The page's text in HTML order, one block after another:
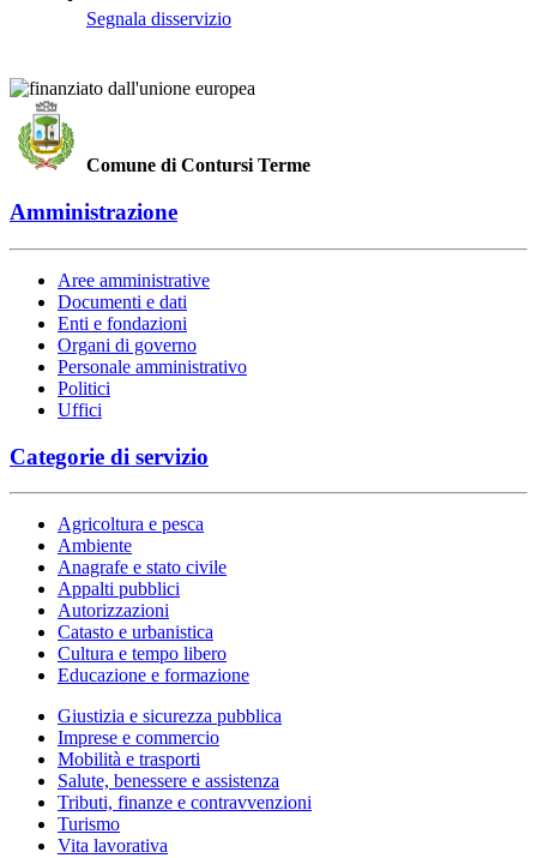
Segnala disservizio
Comune di Contursi Terme
Amministrazione
Aree amministrative
Documenti e dati
Enti e fondazioni
Organi di governo
Personale amministrativo
Politici
Uffici
Categorie di servizio
Agricoltura e pesca
Ambiente
Anagrafe e stato civile
Appalti pubblici
Autorizzazioni
Catasto e urbanistica
Cultura e tempo libero
Educazione e formazione
Giustizia e sicurezza pubblica
Imprese e commercio
Mobilità e trasporti
Salute, benessere e assistenza
Tributi, finanze e contravvenzioni
Turismo
Vita lavorativa